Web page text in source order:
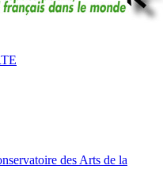
des Arts de la